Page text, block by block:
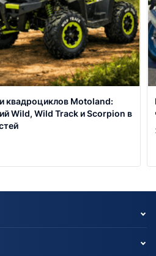
квадроциклов Motoland:
Wild, Wild Track и Scorpion в